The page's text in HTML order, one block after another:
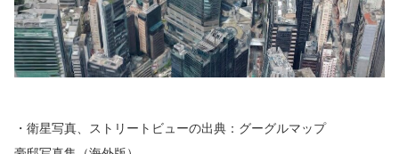
・衛星写真、ストリートビューの出典：グーグルマップ